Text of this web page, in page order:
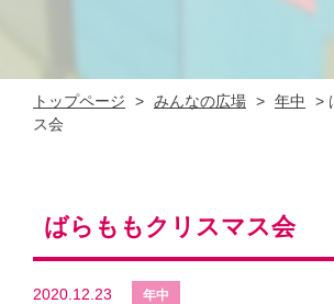
トップページ > みんなの広場 > 年中 >
ス会
ばらももクリスマス会
2020.12.23